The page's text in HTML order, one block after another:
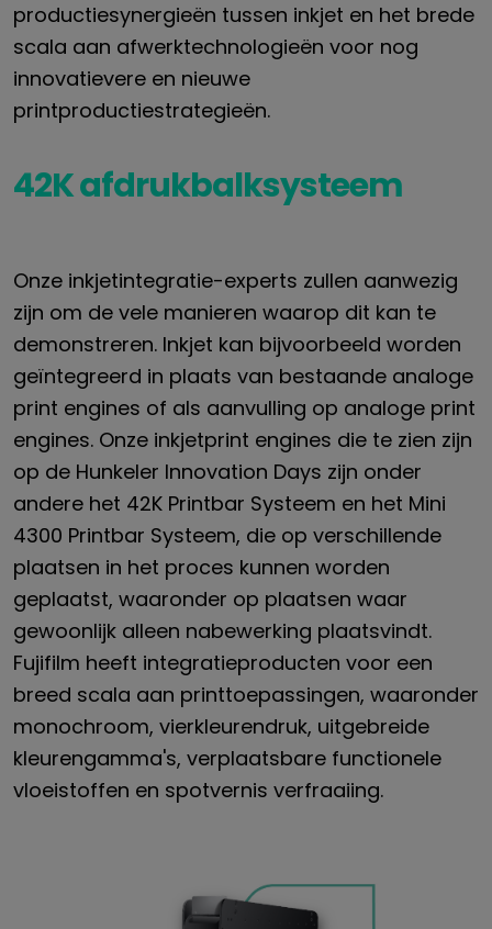
productiesynergieën tussen inkjet en het brede
scala aan afwerktechnologieën voor nog
innovatievere en nieuwe
printproductiestrategieën.
42K afdrukbalksysteem
Onze inkjetintegratie-experts zullen aanwezig
zijn om de vele manieren waarop dit kan te
demonstreren. Inkjet kan bijvoorbeeld worden
geïntegreerd in plaats van bestaande analoge
print engines of als aanvulling op analoge print
engines. Onze inkjetprint engines die te zien zijn
op de Hunkeler Innovation Days zijn onder
andere het 42K Printbar Systeem en het Mini
4300 Printbar Systeem, die op verschillende
plaatsen in het proces kunnen worden
geplaatst, waaronder op plaatsen waar
gewoonlijk alleen nabewerking plaatsvindt.
Fujifilm heeft integratieproducten voor een
breed scala aan printtoepassingen, waaronder
monochroom, vierkleurendruk, uitgebreide
kleurengamma's, verplaatsbare functionele
vloeistoffen en spotvernis verfraaiing.